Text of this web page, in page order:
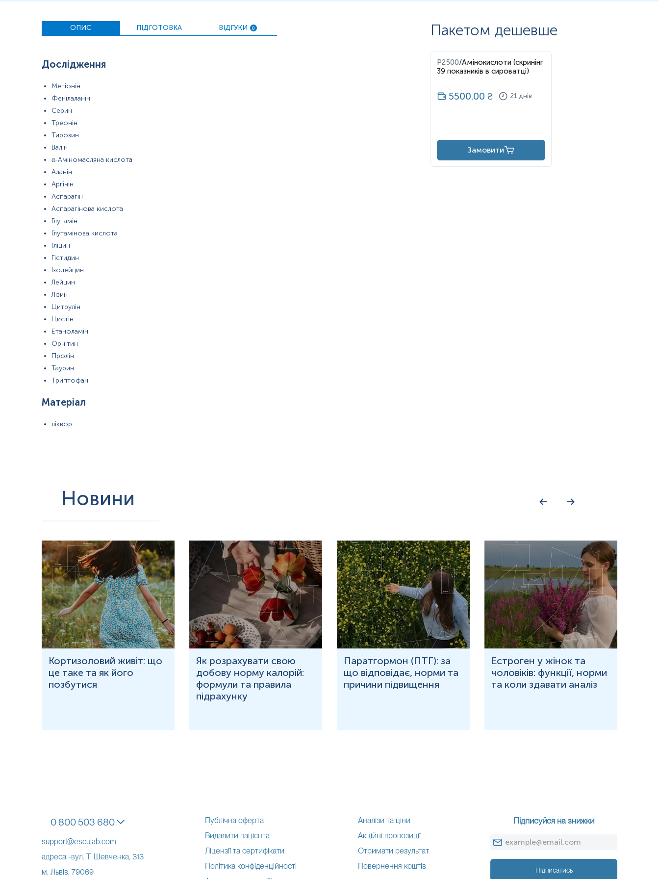
Одиниці вимірювання, референтні значення та діапазон вимірювань можуть змінюватися у відповідності до зміни тест-систем.
ОПИС ПІДГОТОВКА ВІДГУКИ 0
Дослідження
Метіонін
Фенілаланін
Серин
Треонін
Тирозин
Валін
α-Аміномасляна кислота
Аланін
Аргінін
Аспарагін
Аспарагінова кислота
Глутамін
Глутамінова кислота
Гліцин
Гістидин
Ізолейцин
Лейцин
Лізин
Цитрулін
Цистін
Етаноламін
Орнітин
Пролін
Таурин
Триптофан
Матеріал
ліквор
Пакетом дешевше
P2500/Амінокислоти (скринінг
39 показників в сироватці)
5500.00 ₴ 21 днів
Замовити
Новини
Кортизоловий живіт: що
це таке та як його
позбутися
Як розрахувати свою
добову норму калорій:
формули та правила
підрахунку
Паратгормон (ПТГ): за
що відповідає, норми та
причини підвищення
Естроген у жінок та
чоловіків: функції, норми
та коли здавати аналіз
0 800 503 680
support@esculab.com
адреса -вул. Т. Шевченка, 313
м. Львів, 79069
Публічна оферта
Видалити пацієнта
Ліцензії та сертифікати
Політика конфіденційності
Аналізи та ціни
Акційні пропозиції
Отримати результат
Повернення коштів
Підписуйся на знижки
Підписатись